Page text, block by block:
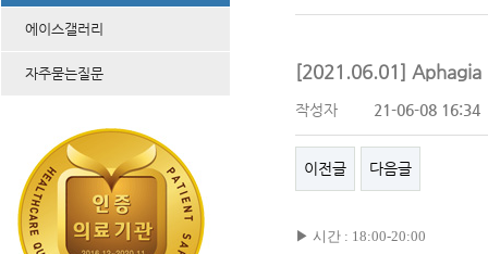
에이스갤러리
자주묻는질문 [2021.06.01] Aphagia
작성자 21-06-08 16:34
이전글 다음글
▶ 시간 : 18:00-20:00